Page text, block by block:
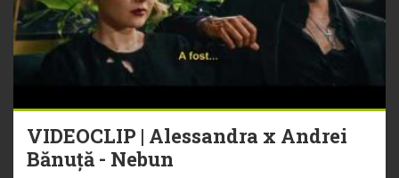
VIDEOCLIP | Alessandra x Andrei
Bănuță - Nebun